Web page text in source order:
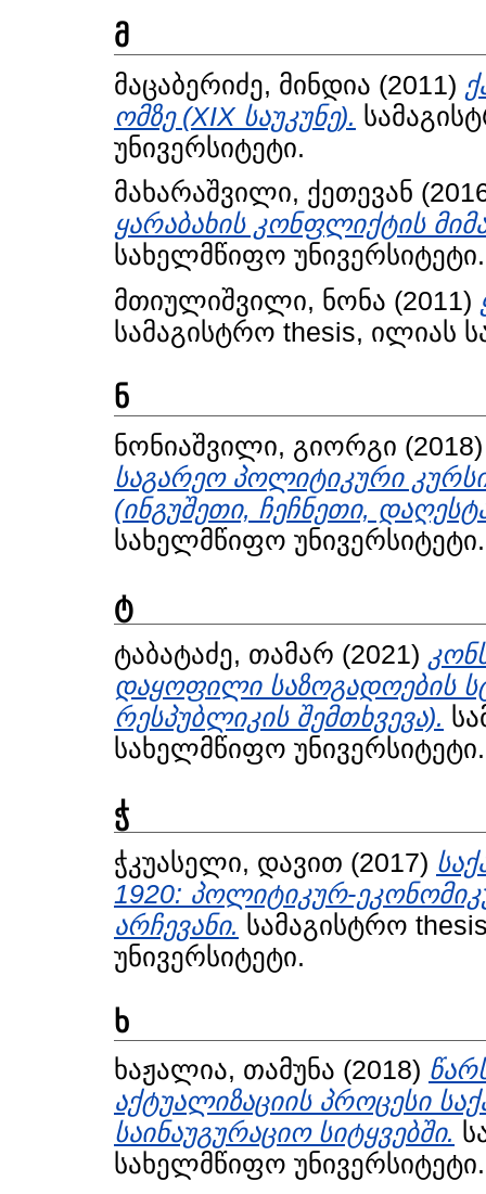
მ
მაცაბერიძე, მინდია (2011)
ომზე (XIX საუკუნე).
უნივერსიტეტი.
მახარაშვილი, ქეთევან
ყარაბახის კონფლიქტის
სახელმწიფო უნივერსიტეტი.
მთიულიშვილი, ნონა (2011)
სამაგისტრო thesis, ილიას
ნ
ნონიაშვილი, გიორგი
საგარეო პოლიტიკური
(ინგუშეთი, ჩეჩნეთი,
სახელმწიფო უნივერსიტეტი.
ტ
ტაბატაძე, თამარ (2021)
დაყოფილი საზოგადოების
რესპუბლიკის შემთხვევა).
სახელმწიფო უნივერსიტეტი.
ჭ
ჭკუასელი, დავით (2017)
1920: პოლიტიკურ-
არჩევანი. სამაგისტრო
უნივერსიტეტი.
ხ
ხაჟალია, თამუნა (2018)
აქტუალიზაციის პროცესი
საინაუგურაციო სიტყვებში.
სახელმწიფო უნივერსიტეტი.